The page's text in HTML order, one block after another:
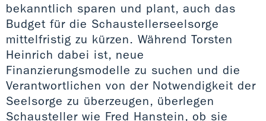
bekanntlich sparen und plant, auch das
Budget für die Schaustellerseelsorge
mittelfristig zu kürzen. Während Torsten
Heinrich dabei ist, neue
Finanzierungsmodelle zu suchen und die
Verantwortlichen von der Notwendigkeit der
Seelsorge zu überzeugen, überlegen
Schausteller wie Fred Hanstein, ob sie